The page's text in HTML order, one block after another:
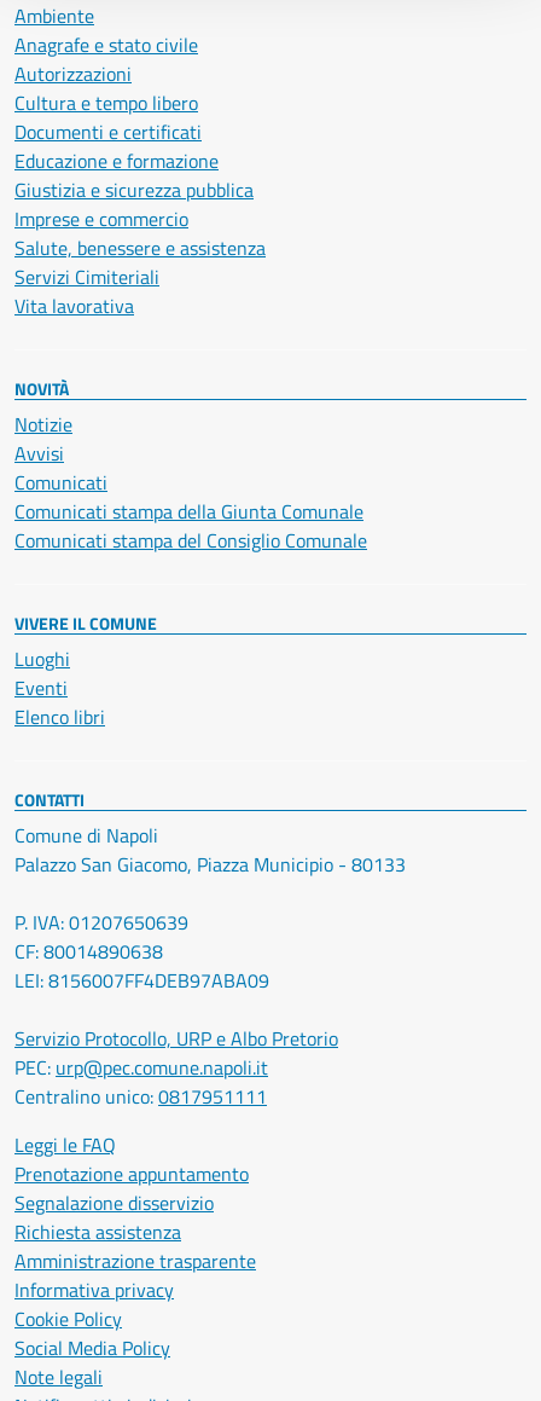
Ambiente
Anagrafe e stato civile
Autorizzazioni
Cultura e tempo libero
Documenti e certificati
Educazione e formazione
Giustizia e sicurezza pubblica
Imprese e commercio
Salute, benessere e assistenza
Servizi Cimiteriali
Vita lavorativa
NOVITÀ
Notizie
Avvisi
Comunicati
Comunicati stampa della Giunta Comunale
Comunicati stampa del Consiglio Comunale
VIVERE IL COMUNE
Luoghi
Eventi
Elenco libri
CONTATTI
Comune di Napoli
Palazzo San Giacomo, Piazza Municipio - 80133
P. IVA: 01207650639
CF: 80014890638
LEI: 8156007FF4DEB97ABA09
Servizio Protocollo, URP e Albo Pretorio
PEC: urp@pec.comune.napoli.it
Centralino unico:0817951111
Leggi le FAQ
Prenotazione appuntamento
Segnalazione disservizio
Richiesta assistenza
Amministrazione trasparente
Informativa privacy
Cookie Policy
Social Media Policy
Note legali